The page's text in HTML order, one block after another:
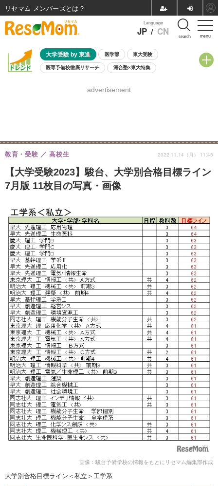
menu
Language
JP / CN search
大学受験 by 東進 医学部 東大受験
医専予備校徹底リサーチ 河合塾×東大特集
8月開催学校説明会・相談会
advertisement
【大学受験2023】駿台、大学別合格目標ライン
7月版 11枚目の写真・画像
教育・受験 高校生 2022.11.14（月） 11:45
画像：駿台予備学校の情報をもとにリセマム編集部作成
大学別合格目標ライン＜私立＞工学系
リセマム メンバーズ